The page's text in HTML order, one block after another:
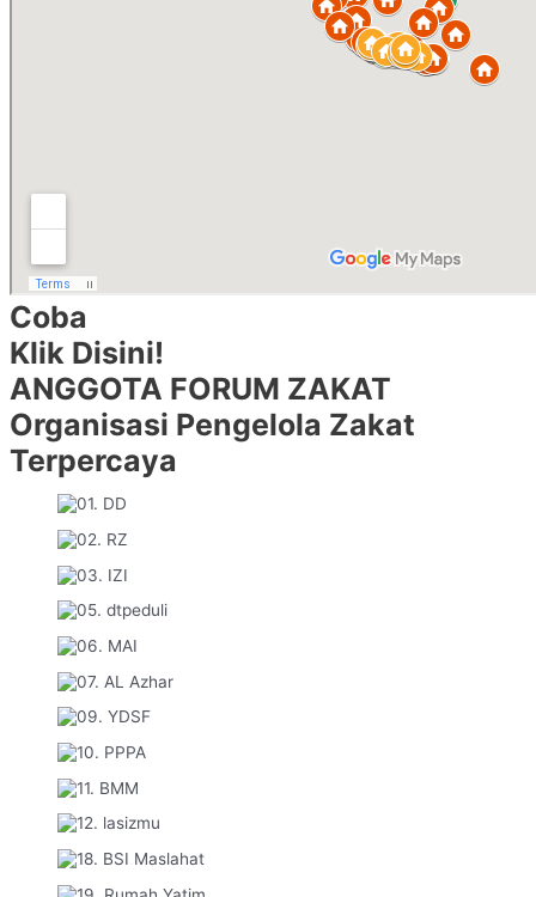
Coba
Klik Disini!
ANGGOTA FORUM ZAKAT
Organisasi Pengelola Zakat
Terpercaya